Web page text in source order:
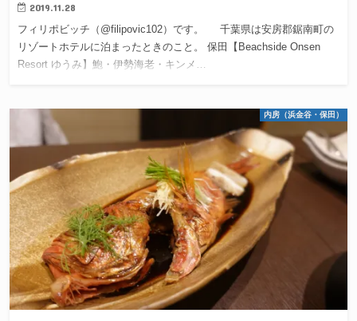
2019.11.28
フィリポビッチ（@filipovic102）です。 千葉県は安房郡鋸南町の
リゾートホテルに泊まったときのこと。 保田【Beachside Onsen
Resort ゆうみ】鮑・伊勢海老・キンメ…
内房（浜金谷・保田）